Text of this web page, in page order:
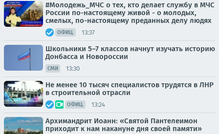
#Молодежь_МЧС о тех, кто делает службу в МЧС
России по-настоящему живой - о молодых,
смелых, по-настоящему преданных делу людях
ОФИЦ. 13:37
Школьники 5–7 классов начнут изучать историю
Донбасса и Новороссии
СМИ 13:30
Не менее 10 тысяч специалистов трудятся в ЛНР
в строительной отрасли
ОФИЦ. 13:24
Архимандрит Иоанн: «Святой Пантелеимон
приходит к нам накануне дня своей памяти»